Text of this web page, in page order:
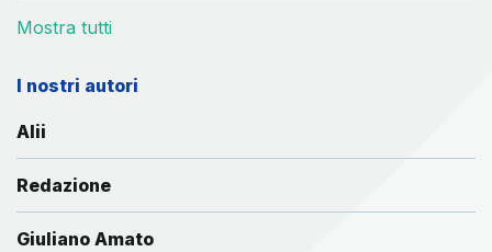
Mostra tutti
I nostri autori
Alii
Redazione
Giuliano Amato